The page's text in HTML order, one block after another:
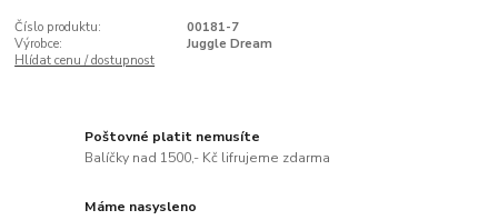
Číslo produktu:
00181-7
Výrobce:
Juggle Dream
Hlídat cenu / dostupnost
Poštovné platit nemusíte
Balíčky nad 1500,- Kč lifrujeme zdarma
Máme nasysleno